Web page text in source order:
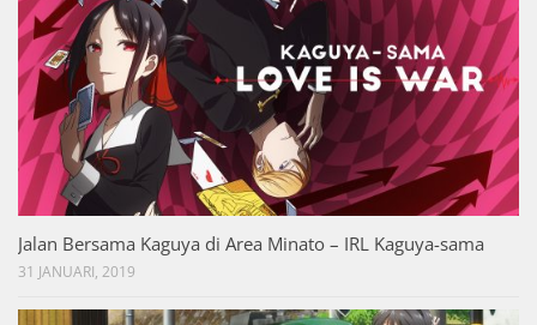
Jalan Bersama Kaguya di Area Minato – IRL Kaguya-sama
31 JANUARI, 2019